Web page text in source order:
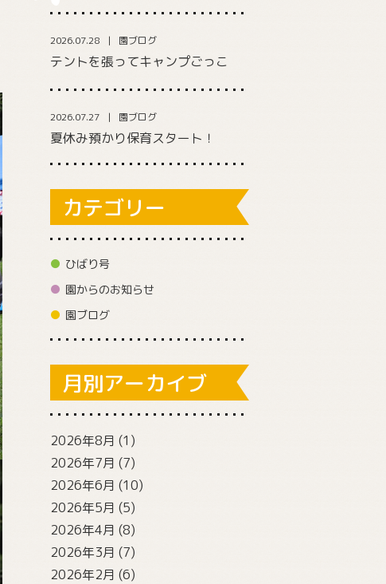
2026.07.28 園ブログ
テントを張ってキャンプごっこ
2026.07.27 園ブログ
夏休み預かり保育スタート！
カテゴリー
ひばり号
園からのお知らせ
園ブログ
月別アーカイブ
2026年8月 (1)
2026年7月 (7)
2026年6月 (10)
2026年5月 (5)
2026年4月 (8)
2026年3月 (7)
2026年2月 (6)